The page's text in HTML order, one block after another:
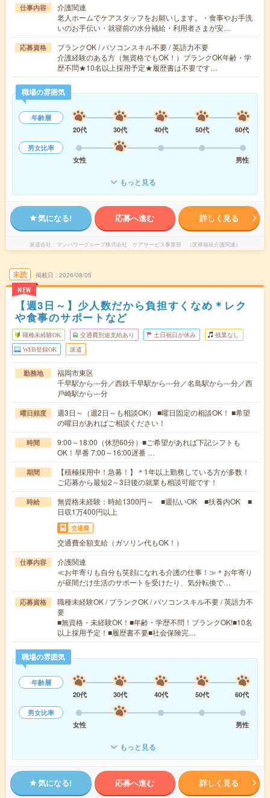
仕事内容
介護関連
老人ホームでケアスタッフをお願いします。・食事やお手洗
いのお手伝い・就寝前の水分補給・利用者さまが安…
応募資格
ブランクOK / パソコンスキル不要 / 英語力不要
介護経験のある方（無資格でもOK！）ブランクOK年齢・学
歴不問★10名以上採用予定★履歴書は不要です…
職場の雰囲気
年齢層
20代
30代 40代 50代
60代
男女比率
女性
男性
もっと見る
気になる! 応募へ進む 詳しく見る
派遣会社 マンパワーグループ株式会社 ケアサービス事業部 （医療福祉介護関連）
未読
NEW
掲載日 2026/08/05
【週3日～】少人数だから負担すくなめ＊レク
や食事のサポートなど
職種未経験OK 交通費別途支給あり 土日祝日が休み 残業なし
WEB登録OK 派遣
勤務地
福岡市東区
千早駅から---分／西鉄千早駅から---分／名島駅から---分／西
戸崎駅から---分
曜日頻度
週3日～（週2日～も相談OK） ■曜日固定の相談OK！ ■希望
の曜日があればご相談ください！
時間
9:00～18:00（休憩60分）■ご希望があれば下記シフトも
OK！早番 7:00～16:00遅番 …
期間
【積極採用中！急募！】＊1年以上勤務している方が多数！
ご応募から最短2～3日後の就業も相談可能です！
時給
無資格未経験：時給1300円～ ■週払いOK ■扶養内OK ■
日収1万400円以上
交通費
交通費全額支給（ガソリン代もOK！）
仕事内容
介護関連
≪お年寄りも自分も笑顔になれる介護の仕事！≫＊お年寄り
が昼間だけ生活のサポートを受けたり、気分転換で…
応募資格
職種未経験OK / ブランクOK / パソコンスキル不要 / 英語力不
要
■無資格・未経験OK！■年齢・学歴不問！ブランクOK!■10名
以上採用予定！■履歴書不要■社会保険完…
職場の雰囲気
年齢層
20代
30代 40代 50代
60代
男女比率
女性
男性
もっと見る
気になる! 応募へ進む 詳しく見る